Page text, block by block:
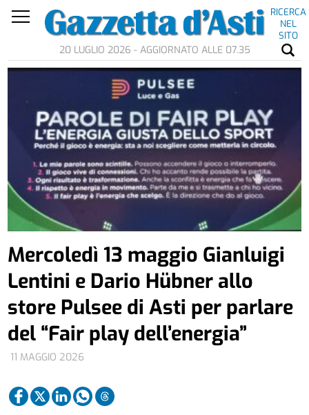
RICERCA
NEL
SITO
20 LUGLIO 2026 - AGGIORNATO ALLE 07.35
11 MAGGIO 2026
Mercoledì 13 maggio Gianluigi
Lentini e Dario Hübner allo
store Pulsee di Asti per parlare
del “Fair play dell’energia”